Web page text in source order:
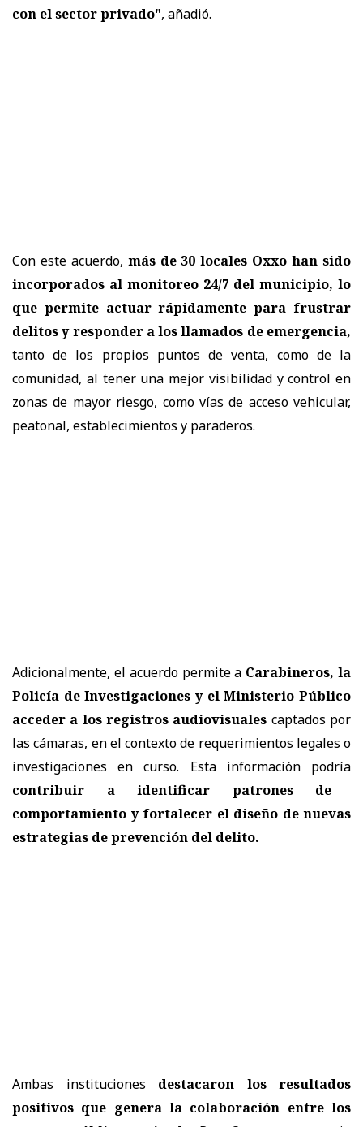
con el sector privado", añadió.
Con este acuerdo, más de 30 locales Oxxo han sido
incorporados al monitoreo 24/7 del municipio, lo
que permite actuar rápidamente para frustrar
delitos y responder a los llamados de emergencia,
tanto de los propios puntos de venta, como de la
comunidad, al tener una mejor visibilidad y control en
zonas de mayor riesgo, como vías de acceso vehicular,
peatonal, establecimientos y paraderos.
Adicionalmente, el acuerdo permite a Carabineros, la
Policía de Investigaciones y el Ministerio Público
acceder a los registros audiovisuales captados por
las cámaras, en el contexto de requerimientos legales o
investigaciones en curso. Esta información podría
contribuir a identificar patrones de
comportamiento y fortalecer el diseño de nuevas
estrategias de prevención del delito.
Ambas instituciones destacaron los resultados
positivos que genera la colaboración entre los